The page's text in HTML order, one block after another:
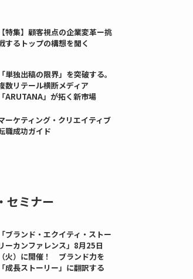
【特集】顧客視点の企業変革ー挑
するトップの構想を聞く
「単独出稿の限界」を突破する。
数リテール横断メディア
「ARUTANA」が拓く新市場
ーケティング・クリエイティブ
職成功ガイド
セミナー
「ブランド・エクイティ・ストー
ーカンファレンス」8月25日
（火）に開催！ ブランド力を
「成長ストーリー」に翻訳する